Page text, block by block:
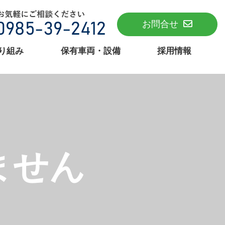
お問合せ
組み 保有車両・設備 採用情報
せん